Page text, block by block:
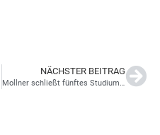
NÄCHSTER BEITRAG
Mollner schließt fünftes Studium ab